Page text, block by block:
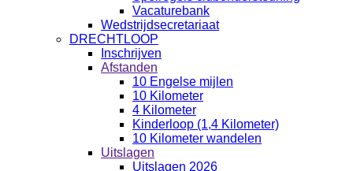
Vacaturebank
Wedstrijdsecretariaat
DRECHTLOOP
Inschrijven
Afstanden
10 Engelse mijlen
10 Kilometer
4 Kilometer
Kinderloop (1,4 Kilometer)
10 Kilometer wandelen
Uitslagen
Uitslagen 2026